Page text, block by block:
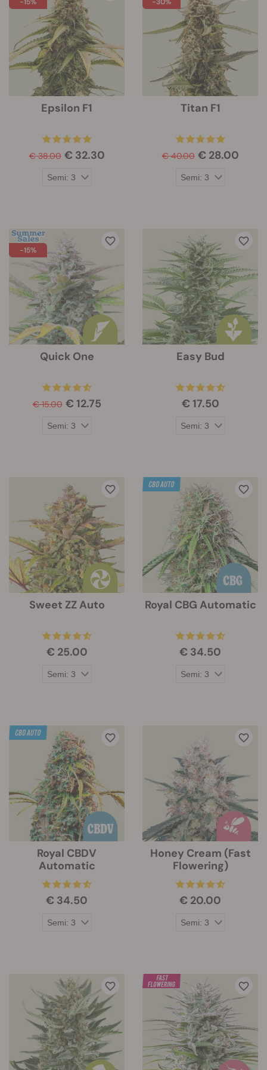
Epsilon F1
€ 38.00 € 32.30
Titan F1
€ 40.00 € 28.00
-15%
Quick One
€ 15.00 € 12.75
Easy Bud
€ 17.50
Sweet ZZ Auto
€ 25.00
Royal CBG Automatic
€ 34.50
Royal CBDV
Automatic
€ 34.50
Honey Cream (Fast
Flowering)
€ 20.00